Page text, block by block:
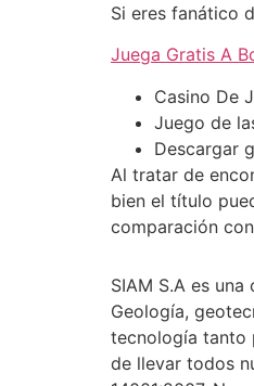
Si eres fanático
Juega Gratis A
Casino De
Juego de
Descargar
Al tratar de
bien el título
comparación
SIAM S.A es
Geología,
tecnología tanto
de llevar todos